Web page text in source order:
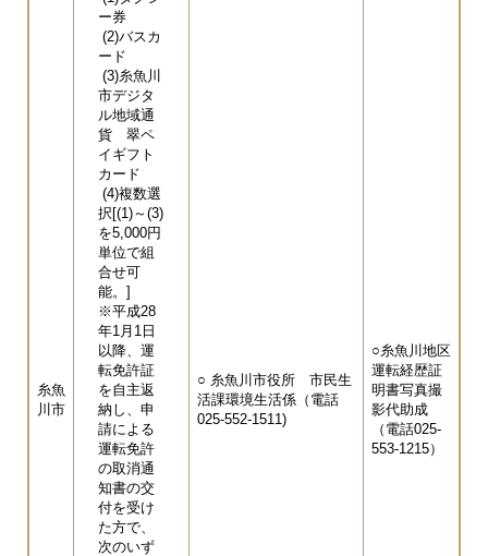
糸魚
川市
ー券
(2)バスカ
ード
(3)糸魚川
市デジタ
ル地域通
貨 翠ペ
イギフト
カード
(4)複数選
択[(1)～(3)
を5,000円
単位で組
合せ可
能。]
※平成28
年1月1日
以降、運
転免許証
を自主返
納し、申
請による
運転免許
の取消通
知書の交
付を受け
た方で、
次のいず
​​​○ 糸魚川市役所 市民生
活課環境生活係（電話
025-552-1511)
○糸魚川地区
運転経歴証
明書写真撮
影代助成
（電話025-
553-1215）